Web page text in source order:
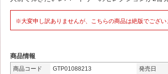
※大変申し訳ありませんが、こちらの商品は絶版でござい
商品情報
商品コード GTP01088213 発売日